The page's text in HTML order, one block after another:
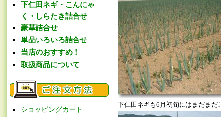
下仁田ネギ・こんにゃ
く・しらたき詰合せ
豪華詰合せ
単品いろいろ詰合せ
当店のおすすめ！
取扱商品について
ショッピングカート
下仁田ネギも6月初旬にはまだまだ